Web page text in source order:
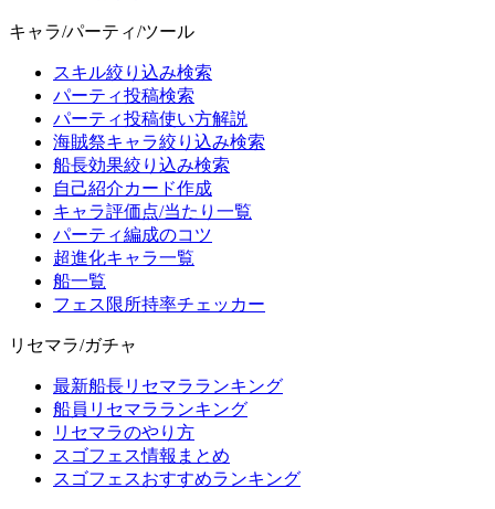
キャラ/パーティ/ツール
スキル絞り込み検索
パーティ投稿検索
パーティ投稿使い方解説
海賊祭キャラ絞り込み検索
船長効果絞り込み検索
自己紹介カード作成
キャラ評価点/当たり一覧
パーティ編成のコツ
超進化キャラ一覧
船一覧
フェス限所持率チェッカー
リセマラ/ガチャ
最新船長リセマラランキング
船員リセマラランキング
リセマラのやり方
スゴフェス情報まとめ
スゴフェスおすすめランキング